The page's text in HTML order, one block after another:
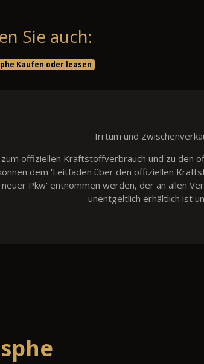
Sie auch:
Kaufen oder leasen
Irrtum und
offiziellen Kraftstoffverbrauch und zu den
dem 'Leitfaden über den offiziellen
Pkw' entnommen werden, der an allen
unentgeltlich erhältlich ist